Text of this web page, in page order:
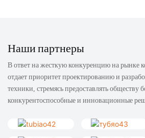
Наши партнеры
В ответ на жесткую конкуренцию на рынке
отдает приоритет проектированию и
техники, стремясь предоставлять обществу
конкурентоспособные и инновационные